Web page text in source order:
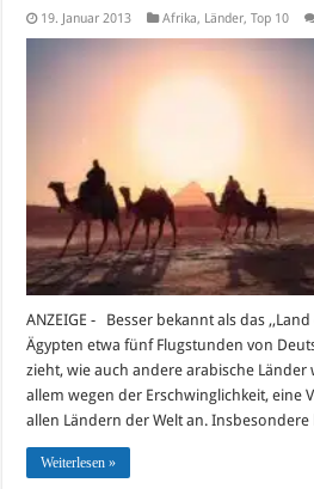
19. Januar 2013 Afrika, Länder,Top 10
ANZEIGE - Besser bekannt als das
Ägypten etwa fünf Flugstunden von
zieht, wie auch andere arabische Länder
allem wegen der Erschwinglichkeit, eine
allen Ländern der Welt an.
Weiterlesen »